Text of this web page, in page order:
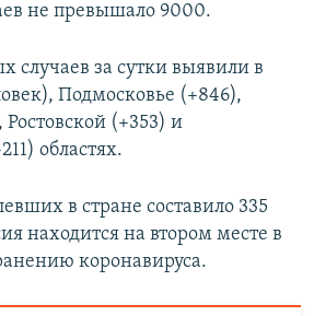
не превышало 9000.
случаев за сутки выявили в
Подмосковье (+846),
(+353) и
областях.
в стране составило 335
находится на втором месте в
коронавируса.